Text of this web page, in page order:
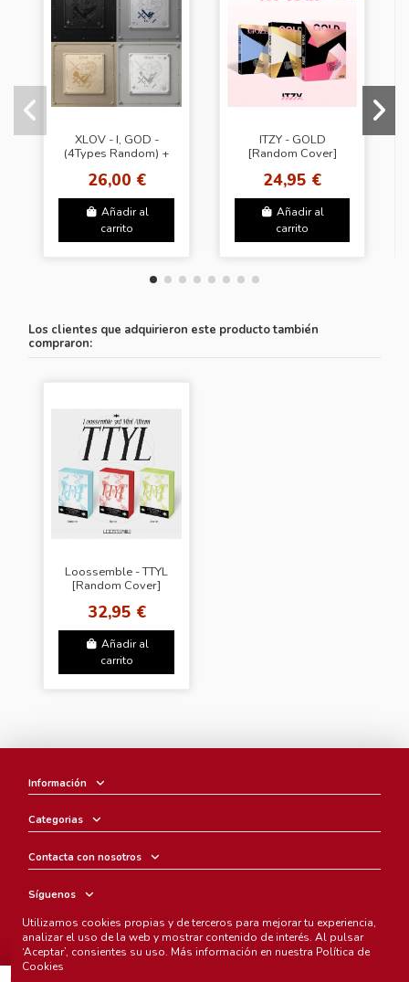
XLOV - I, GOD -
(4Types Random) +
26,00 €
Añadir al
carrito
ITZY - GOLD
[Random Cover]
24,95 €
Añadir al
carrito
Los clientes que adquirieron este producto también
compraron:
Loossemble - TTYL
[Random Cover]
32,95 €
Añadir al
carrito
Información
Categorias
Contacta con nosotros
Síguenos
Boletín
Utilizamos cookies propias y de terceros para mejorar tu experiencia,
analizar el uso de la web y mostrar contenido de interés. Al pulsar
‘Aceptar’, consientes su uso. Más información en nuestra Política de
Cookies